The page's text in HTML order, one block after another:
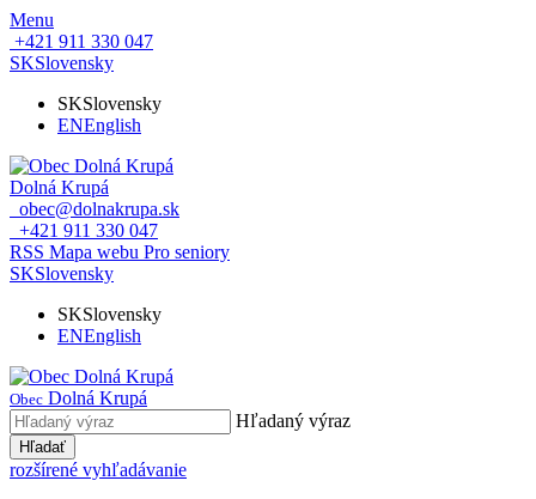
Menu
+421 911 330 047
SKSlovensky
SKSlovensky
ENEnglish
Dolná Krupá
obec@dolnakrupa.sk
+421 911 330 047
RSS Mapa webu Pro seniory
SKSlovensky
SKSlovensky
ENEnglish
Obec Dolná Krupá
Hľadaný výraz
Hľadať
rozšírené vyhľadávanie